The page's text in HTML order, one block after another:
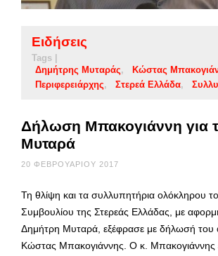
Ειδήσεις
Tags |
Δημήτρης Μυταράς
Κώστας
Περιφερειάρχης
Στερεά Ελλάδα
Δήλωση Μπακογιάννη για
Μυταρά
20 ΦΕΒΡΟΥΑΡΊΟΥ 2017
Τη θλίψη και τα συλλυπητήρια ολόκληρου
Συμβουλίου της Στερεάς Ελλάδας, με
Δημήτρη Μυταρά, εξέφρασε με δήλωσή του
Κώστας Μπακογιάννης. Ο κ. Μπακογιάννης